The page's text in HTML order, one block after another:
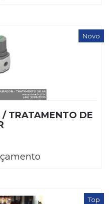
/ TRATAMENTO DE
Novo
Top